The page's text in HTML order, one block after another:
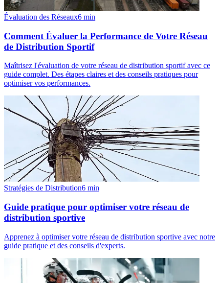
Évaluation des Réseaux6 min
Comment Évaluer la Performance de Votre Réseau
de Distribution Sportif
Maîtrisez l'évaluation de votre réseau de distribution sportif avec ce
guide complet. Des étapes claires et des conseils pratiques pour
optimiser vos performances.
Stratégies de Distribution6 min
Guide pratique pour optimiser votre réseau de
distribution sportive
Apprenez à optimiser votre réseau de distribution sportive avec notre
guide pratique et des conseils d'experts.